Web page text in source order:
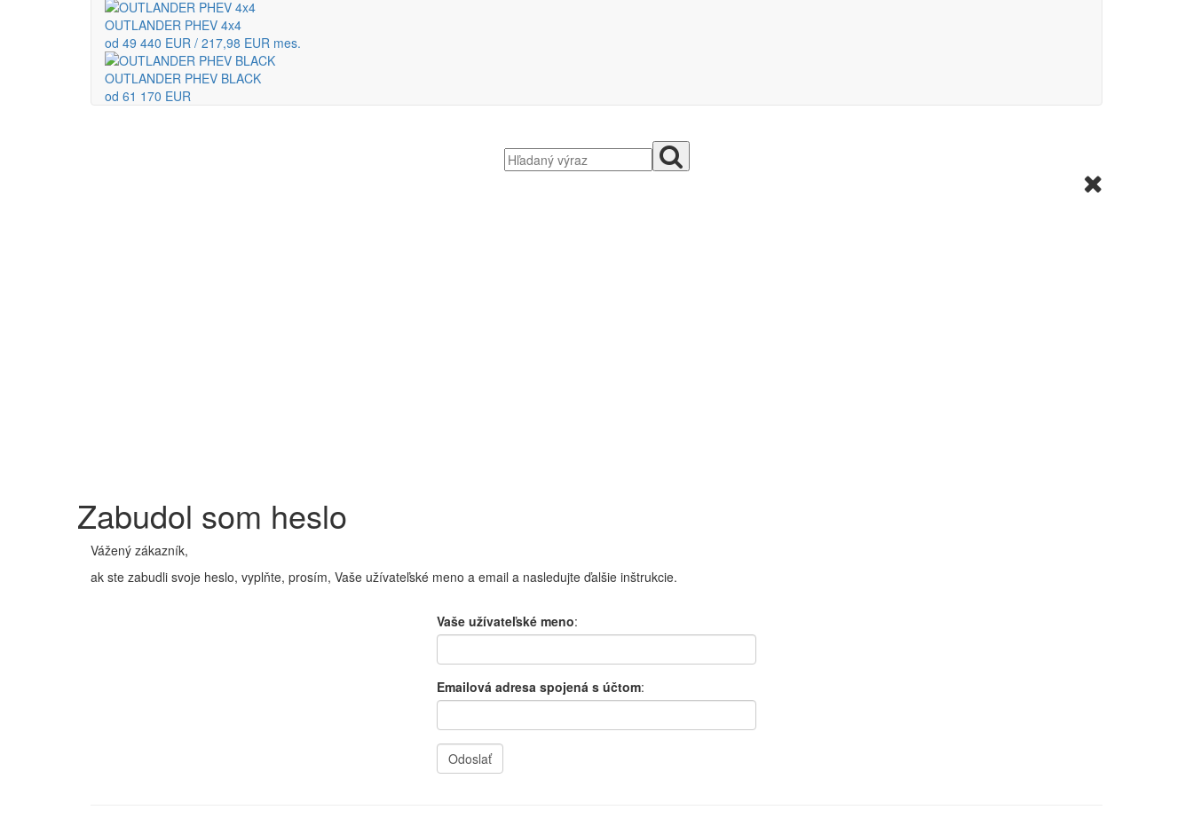
OUTLANDER PHEV 4x4
od 49 440 EUR / 217,98 EUR mes.
OUTLANDER PHEV BLACK
od 61 170 EUR
Zabudol som heslo
Vážený zákazník,
ak ste zabudli svoje heslo, vyplňte, prosím, Vaše užívateľské meno a email a nasledujte ďalšie inštrukcie.
Vaše užívateľské meno:
Emailová adresa spojená s účtom:
Odoslať